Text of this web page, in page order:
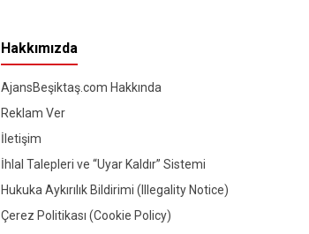
Hakkımızda
AjansBeşiktaş.com Hakkında
Reklam Ver
İletişim
İhlal Talepleri ve “Uyar Kaldır” Sistemi
Hukuka Aykırılık Bildirimi (Illegality Notice)
Çerez Politikası (Cookie Policy)